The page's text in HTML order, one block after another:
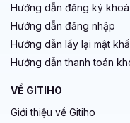
Hướng dẫn đăng ký
Hướng dẫn đăng nhập
Hướng dẫn lấy lại mật
Hướng dẫn thanh toán
VỀ GITIHO
Giới thiệu về Gitiho